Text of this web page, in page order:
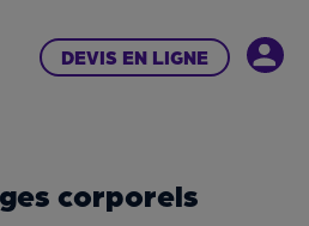
DEVIS EN LIGNE
corporels